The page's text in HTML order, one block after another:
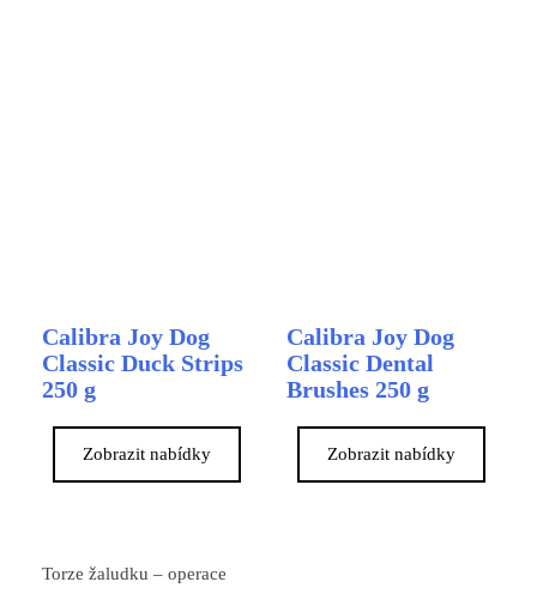
Calibra Joy Dog
Classic Duck Strips
250 g
Zobrazit nabídky
Calibra Joy Dog
Classic Dental
Brushes 250 g
Zobrazit nabídky
Torze žaludku – operace